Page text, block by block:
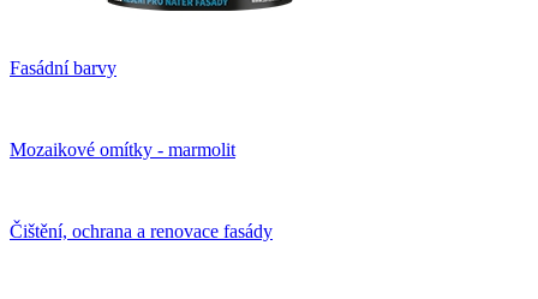
Fasádní barvy
Mozaikové omítky - marmolit
Čištění, ochrana a renovace fasády